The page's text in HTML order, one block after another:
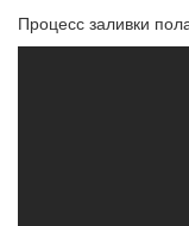
Процесс заливки